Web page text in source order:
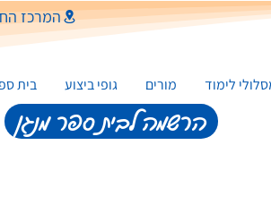
המרכז החדש
הרשמה לבית ספר מנגן
לימוד מורים גופי ביצוע בית